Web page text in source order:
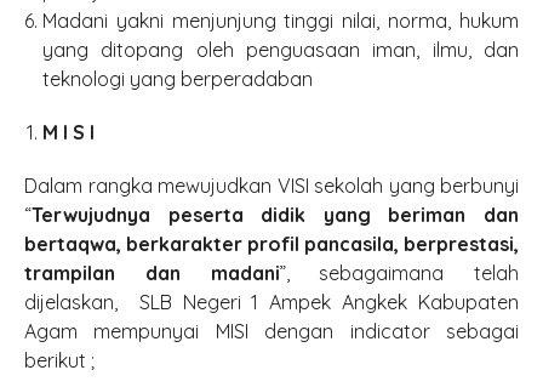
Madani yakni menjunjung tinggi nilai, norma, hukum
yang ditopang oleh penguasaan iman, ilmu, dan
teknologi yang berperadaban
M I S I
Dalam rangka mewujudkan VISI sekolah yang berbunyi
“Terwujudnya peserta didik
yang beriman dan
bertaqwa, berkarakter profil pancasila, berprestasi,
trampilan dan madani”, sebagaimana telah
dijelaskan, SLB Negeri 1 Ampek Angkek Kabupaten
Agam mempunyai MISI dengan indicator sebagai
berikut ;